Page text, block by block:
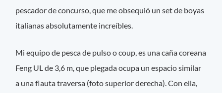
pescador de concurso, que me obsequió un set de boyas
italianas absolutamente increíbles.
Mi equipo de pesca de pulso o coup, es una caña coreana
Feng UL de 3,6 m, que plegada ocupa un espacio similar
a una flauta traversa (foto superior derecha). Con ella,